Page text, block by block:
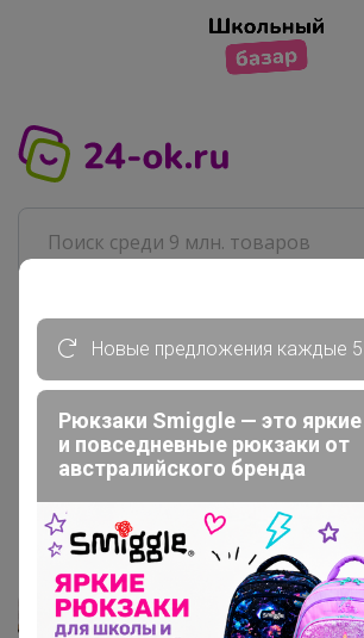
Главная
Леныра
СП384 Mona Liza КПБ подушки...
КПБ 1,5 СПАЛЬНЫЙ
571102/6В КПБ 1,5 сп н(1)70*70...
Леныра
Новые предложения каждые 5
Рюкзаки Smiggle — это
и повседневные рюкзаки от
австралийского бренда